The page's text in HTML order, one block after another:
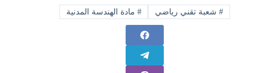
#شعبة تقني رياضي # مادة الهندسة المدنية